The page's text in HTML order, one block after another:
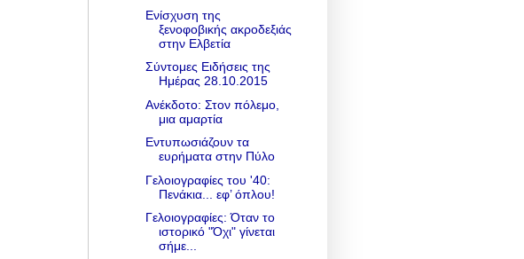
Ενίσχυση της
ξενοφοβικής ακροδεξιάς
στην Ελβετία
Σύντομες Ειδήσεις της
Ημέρας 28.10.2015
Ανέκδοτο: Στον πόλεμο,
μια αμαρτία
Εντυπωσιάζουν τα
ευρήματα στην Πύλο
Γελοιογραφίες του '40:
Πενάκια... εφ’ όπλου!
Γελοιογραφίες: Όταν το
ιστορικό "Όχι" γίνεται
σήμε...